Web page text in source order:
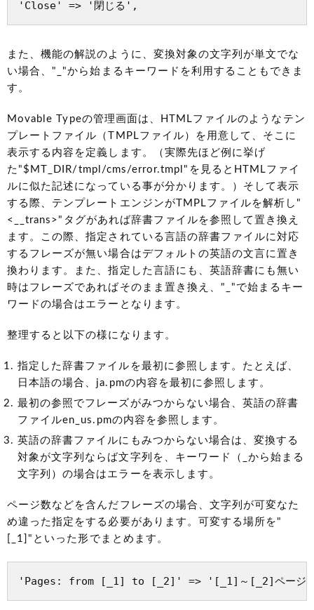
'Close' => '閉じる',
また、機能の解説のように、変換対象の文字列が単文でな
い場合、"_"から始まるキーワードを利用することもできま
す。
Movable Typeの管理画面は、HTMLファイルのようなテン
プレートファイル（TMPLファイル）を用意して、そこに
表示する内容を定義します。（実際先ほど例に挙げ
た"$MT_DIR/tmpl/cms/error.tmpl"を見るとHTMLファイ
ルに似た記述になっている事が分かります。）そして表示
する際、テンプレートエンジンがTMPLファイルを解析し"
<__trans>"タグがあれば辞書ファイルを参照して置き換え
ます。この際、指定されている言語の辞書ファイルに対応
するフレーズが無い場合はデフォルトの英語の文言に置き
換わります。また、指定した言語にも、英語辞書にも無い
時はフレーズであればそのまま置き換え、"_"で始まるキー
ワードの場合はエラーとなります。
整理すると以下の様になります。
指定した辞書ファイルを最初に参照します。たとえば、
日本語の場合、ja.pmの内容を最初に参照します。
最初の参照でフレーズがみつからない場合、英語の辞書
ファイルen_us.pmの内容を参照します。
英語の辞書ファイルにもみつからない場合は、変換する
対象が文字列ならば文字列を、キーワード（_から始まる
文字列）の場合はエラーを表示します。
ページ数などを含んだフレーズの場合、文字列が可変なた
め違った指定をする必要があります。可変する場所を"
[_1]"といった形でまとめます。